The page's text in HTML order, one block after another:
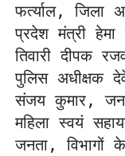
फर्त्याल, जिला
प्रदेश मंत्री हेमा
तिवारी दीपक
पुलिस अधीक्षक
संजय कुमार,
महिला स्वयं
जनता, विभागों